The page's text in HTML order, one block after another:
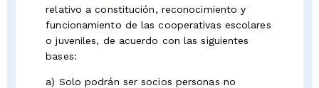
relativo a constitución, reconocimiento y
funcionamiento de las cooperativas escolares
o juveniles, de acuerdo con las siguientes
bases:
a) Solo podrán ser socios personas no